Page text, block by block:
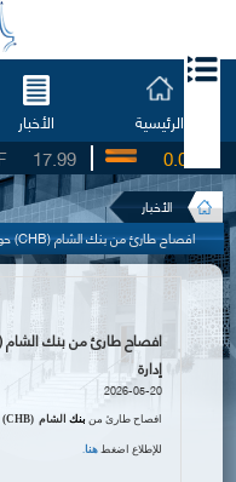
الرئيسية الأخبار
17.99 0.00%
الأخبار
افصاح طارئ من بنك الشام (CHB) حول تعيين ممثل عضو مجلس إدارة...
إدارة
2026-05-20
افصاح طارئ من بنك الشام (
CHB
)
للإطلاع اضغط هنا